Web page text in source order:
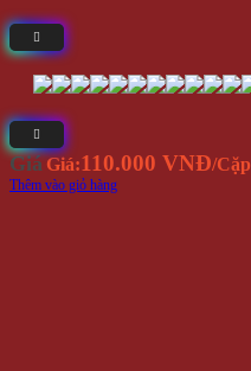
GiáGiá:110.000 VNĐ/Cặp
Thêm vào giỏ hàng